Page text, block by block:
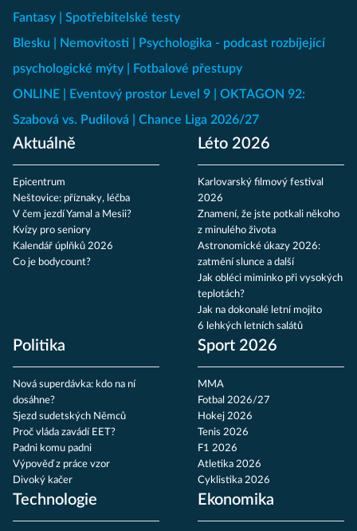
Fantasy
Spotřebitelské testy
Blesku
Nemovitosti
Psychologika - podcast rozbíjející
psychologické mýty
Fotbalové přestupy
ONLINE
Eventový prostor Level 9
OKTAGON 92:
Szabová vs. Pudilová
Chance Liga 2026/27
Aktuálně
Epicentrum
Neštovice: příznaky, léčba
V čem jezdí Yamal a Mesii?
Kvízy pro seniory
Kalendář úplňků 2026
Co je bodycount?
Léto 2026
Karlovarský filmový festival
2026
Znamení, že jste potkali někoho
z minulého života
Astronomické úkazy 2026:
zatmění slunce a další
Jak obléci miminko při vysokých
teplotách?
Jak na dokonalé letní mojito
6 lehkých letních salátů
Politika
Nová superdávka: kdo na ní
dosáhne?
Sjezd sudetských Němců
Proč vláda zavádí EET?
Padni komu padni
Výpověď z práce vzor
Divoký kačer
Sport 2026
MMA
Fotbal 2026/27
Hokej 2026
Tenis 2026
F1 2026
Atletika 2026
Cyklistika 2026
Technologie Ekonomika